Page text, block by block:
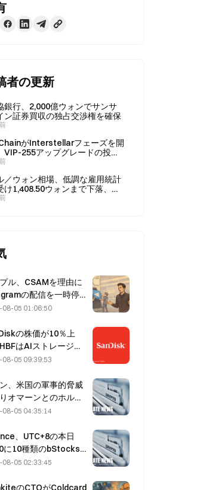
者の更新
銀行、2,000億ウォンでサンサ
ン証券買収の独占交渉権を確保
がInterstellarフェーズを開
VIP-255アップグレードの投票
10日に開始
／ウォン相場、低調な雇用統計
け1,408.50ウォンまで下落、
年10月以来の安値
ル、CSAMを理由に
の配信を一時停
氏は「セキュリ
08-05 01:06:50
の株価が10％上
はAIストレージの
サイクルをどう切り
裏付けられるか？
05 09:39:53
、米国の軍事的脅威
オマーンとのホルム
合意が遅延すると表
05 04:35:14
、UTC+8の本日
に10種類のbStocks
アの取引を開始、メ
05 02:33:45
のCTOがColdcard